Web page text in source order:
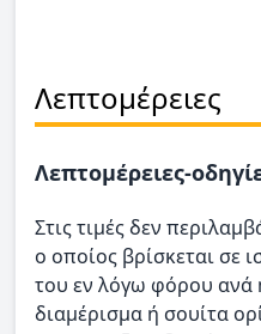
Λεπτομέρειες
Λεπτομέρειες-
Στις τιμές δεν
ο οποίος βρίσκεται σε
του εν λόγω φόρου ανά
διαμέρισμα ή σουίτα